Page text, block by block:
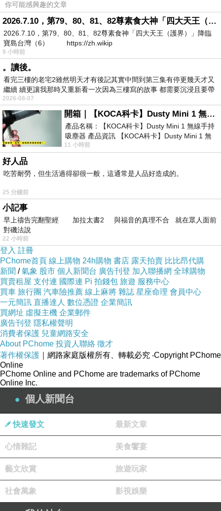
先給大家看看爺拍的日本第一名的「草津溫
泉」，真是美翻了。
你可能感興趣的文章
2026.7.10，第79、80、81、82尊素食大神「四大天王（護界）」降臨寶島台灣（6）
2026.7.10，第79、80、81、82尊素食神「四大天王（護界）」降臨
寶島台灣（6） https://zh.wikip
9 小時前
。讀後。
看完三樓的老宅2雖然明天才有後記其實中間到第三集有停更幾天才又
繼續 續更讓我那時又重新看一次因為三樓寫的故事 都需要沉浸且要帶
有
2026-08-07
開箱｜【KOCA科卡】Dusty Mini 1 無線手持吸塵器
產品名稱：【KOCA科卡】Dusty Mini 1 無線手持
吸塵器 產品資訊 【KOCA科卡】Dusty Mini 1 無
線手持吸塵器評語： 能吸、能吹兼具兩
11 小時前
好人品
吃苦耐勞，但生活過得卻很一般，這通常是人品好造成的。
25 分鐘前
小記事
早上禱告完翻聖經 加拉太書2 與福音的真理不合 就在眾人面前
對磯法說
22 小時前
登入 註冊
PChome首頁 線上購物 24h購物 書店 露天拍賣 比比昂代購
新聞 /氣象 股市 個人新聞台 廣告刊登 加入聯播網 全球購物
買賣租屋 支付連 國際連 Pi 拍錢包 旅遊 服務中心
買車 旅行團 汽車險推薦 線上麻將 雜誌 星座命理 會員中心
一元簡訊 直播達人 數位憑證 企業簡訊
買網址 虛擬主機 企業郵件
廣告刊登 隱私權聲明
消費者保護 兒童網路安全
About PChome 投資人聯絡 徵才
著作權保護 ｜網路家庭版權所有、轉載必究 ‧Copyright PChome
Online
PChome Online and PChome are trademarks of PChome
Online Inc.
個人新聞台
快速發文 最新文章
心情雜記 美食饗宴
藝文欣賞 旅遊玩家
社會萬象 影視娛樂